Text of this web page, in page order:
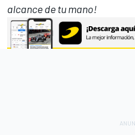
alcance de tu mano!